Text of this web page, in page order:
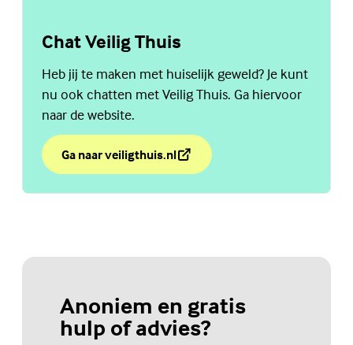
Chat Veilig Thuis
Heb jij te maken met huiselijk geweld? Je kunt
nu ook chatten met Veilig Thuis. Ga hiervoor
naar de website.
Ga naar veiligthuis.nl
over Chat Veilig Thuis
(Externe link)
Anoniem en gratis
hulp of advies?